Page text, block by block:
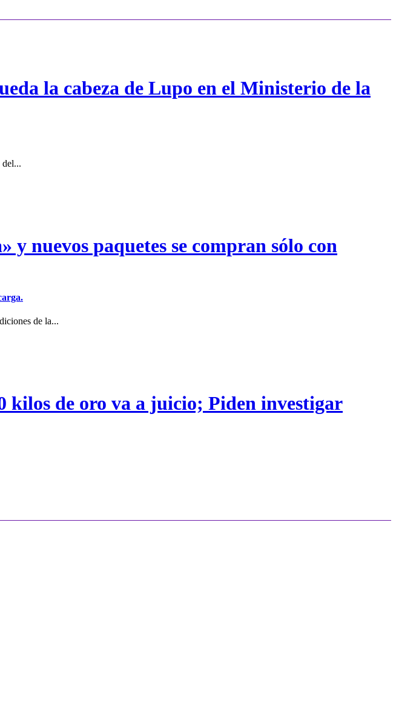
la cabeza de Lupo en el Ministerio de la
del...
y nuevos paquetes se compran sólo con
de la...
kilos de oro va a juicio; Piden investigar